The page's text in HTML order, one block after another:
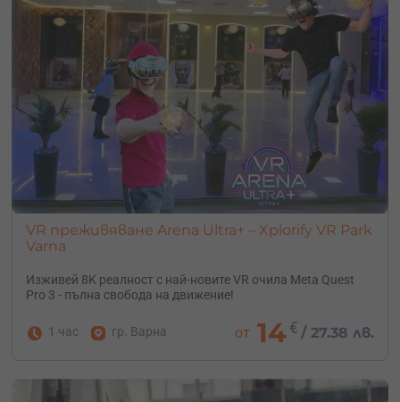
VR преживяване Arena Ultra+ – Xplorify VR Park
Varna
Изживей 8K реалност с най-новите VR очила Meta Quest
Pro 3 - пълна свобода на движение!
1 час гр. Варна от 14€ / 27.38 лв.